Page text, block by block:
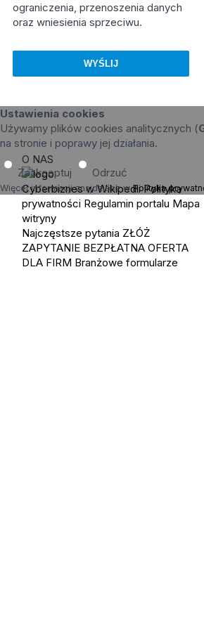
ograniczenia, przenoszenia danych
oraz wniesienia sprzeciwu.
Ustawienia cookies
Używamy plików cookies analitycznych (
na stronie i poprawy jej działania.
Zaakceptuj Odrzuć
Więcej informacji znajdziesz wPolityka
O NAS
Cyberbiznes w Wikipedii Polityka
prywatności Regulamin portalu Mapa
witryny
Najczęstsze pytania ZŁÓŻ
ZAPYTANIE BEZPŁATNA OFERTA
DLA FIRM Branżowe formularze